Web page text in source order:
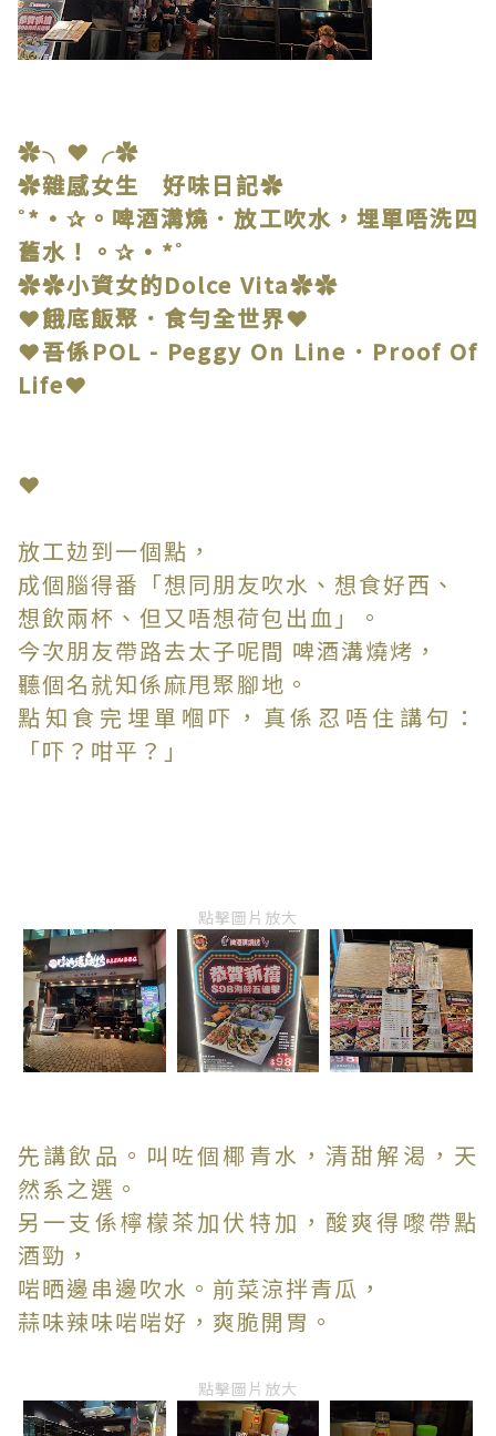
✿╮❤╭✿
✿雜感女生 好味日記✿
˚*•✰。啤酒溝燒．放工吹水，埋單唔洗四
舊水！。✰•*˚
✿✿小資女的Dolce Vita✿✿
❤餓底飯聚．食勻全世界❤
❤吾係POL - Peggy On Line．Proof Of
Life❤
❤
放工攰到一個點，
成個腦得番「想同朋友吹水、想食好西、
想飲兩杯、但又唔想荷包出血」。
今次朋友帶路去太子呢間 啤酒溝燒烤，
聽個名就知係麻甩聚腳地。
點知食完埋單嗰吓，真係忍唔住講句：
「吓？咁平？」
點擊圖片放大
先講飲品。叫咗個椰青水，清甜解渴，天
然系之選。
另一支係檸檬茶加伏特加，酸爽得嚟帶點
酒勁，
啱晒邊串邊吹水。前菜涼拌青瓜，
蒜味辣味啱啱好，爽脆開胃。
點擊圖片放大